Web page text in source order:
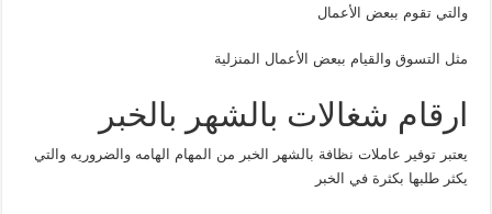
والتي تقوم ببعض الأعمال
مثل التسوق والقيام ببعض الأعمال المنزلية
ارقام شغالات بالشهر بالخبر
يعتبر توفير عاملات نظافة بالشهر الخبر من المهام الهامه والضروريه والتي
يكثر طلبها بكثرة في الخبر